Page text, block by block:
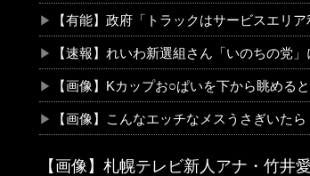
【有能】政府「トラックはサービスエリ
【速報】れいわ新選組さん「いのちの党
【画像】Kカップお○ぱいを下から眺める
【画像】こんなエッチなメスうさぎいたら
【画像】札幌テレビ新人アナ・竹井